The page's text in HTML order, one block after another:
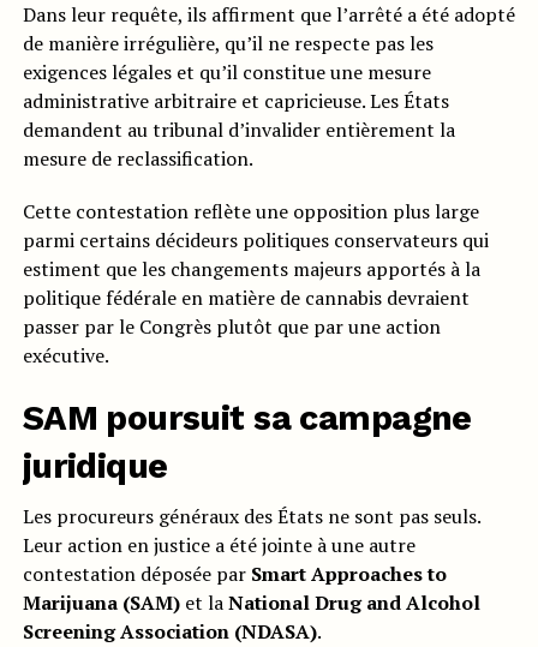
Dans leur requête, ils affirment que l’arrêté a été adopté
de manière irrégulière, qu’il ne respecte pas les
exigences légales et qu’il constitue une mesure
administrative arbitraire et capricieuse. Les États
demandent au tribunal d’invalider entièrement la
mesure de reclassification.
Cette contestation reflète une opposition plus large
parmi certains décideurs politiques conservateurs qui
estiment que les changements majeurs apportés à la
politique fédérale en matière de cannabis devraient
passer par le Congrès plutôt que par une action
exécutive.
SAM poursuit sa campagne
juridique
Les procureurs généraux des États ne sont pas seuls.
Leur action en justice a été jointe à une autre
contestation déposée par Smart Approaches to
Marijuana (SAM)et laNational Drug and Alcohol
Screening Association (NDASA).